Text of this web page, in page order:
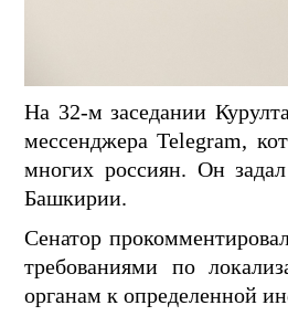
На 32-м заседании
мессенджера Telegram,
многих россиян. Он
Башкирии.
Сенатор
требованиями по
органам к определенной